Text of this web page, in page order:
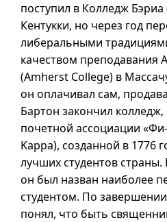
поступил в Колледж
Кентукки, но через год
либеральными
качеством преподавания
(Amherst College) в
он оплачивал сам,
Бартон закончил
почетной ассоциации
Kappa), созданной в 1776
лучших студентов
он был назван наиболее
студентом. По
понял, что быть